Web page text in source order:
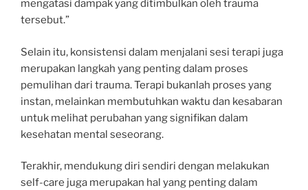
mengatasi dampak yang ditimbulkan oleh trauma
tersebut.”
Selain itu, konsistensi dalam menjalani sesi terapi juga
merupakan langkah yang penting dalam proses
pemulihan dari trauma. Terapi bukanlah proses yang
instan, melainkan membutuhkan waktu dan kesabaran
untuk melihat perubahan yang signifikan dalam
kesehatan mental seseorang.
Terakhir, mendukung diri sendiri dengan melakukan
self-care juga merupakan hal yang penting dalam